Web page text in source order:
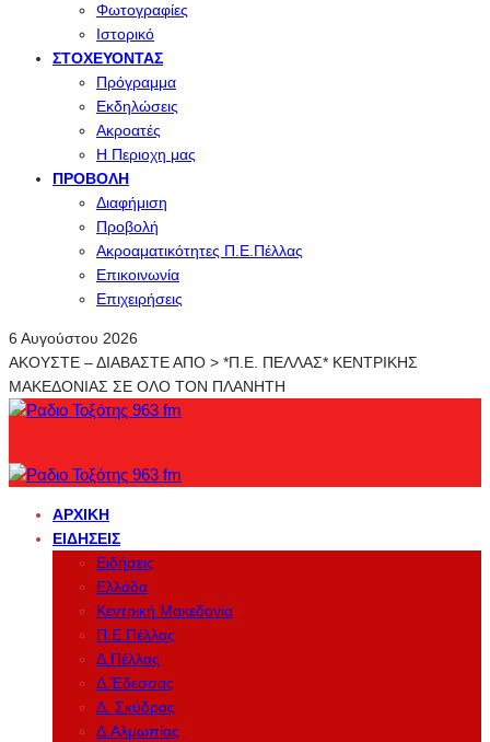
Φωτογραφίες
Ιστορικό
ΣΤΟΧΕΎΟΝΤΑΣ
Πρόγραμμα
Εκδηλώσεις
Ακροατές
Η Περιοχη μας
ΠΡΟΒΟΛΉ
Διαφήμιση
Προβολή
Ακροαματικότητες Π.Ε.Πέλλας
Επικοινωνία
Επιχειρήσεις
6 Αυγούστου 2026
ΑΚΟΥΣΤΕ – ΔΙΑΒΑΣΤΕ ΑΠΟ > *Π.Ε. ΠΕΛΛΑΣ* ΚΕΝΤΡΙΚΗΣ
ΜΑΚΕΔΟΝΙΑΣ ΣΕ ΟΛΟ ΤΟΝ ΠΛΑΝΗΤΗ
ΑΡΧΙΚΉ
ΕΙΔΉΣΕΙΣ
Ειδήσεις
Ελλάδα
Κεντρική Μακεδονία
Π.Ε.Πέλλας
Δ.Πέλλας
Δ.Έδεσσας
Δ. Σκύδρας
Δ.Αλμωπίας